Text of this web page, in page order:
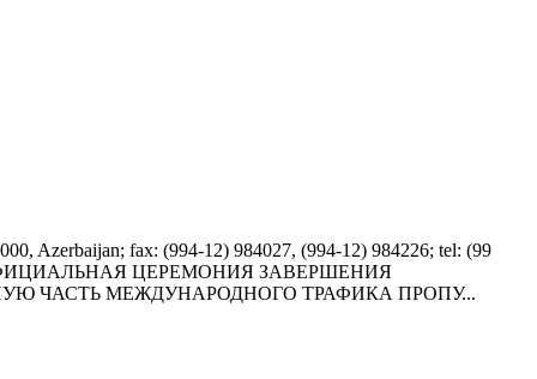
fax: (994-12) 984027, (994-12) 984226; tel: (99
ОФИЦИАЛЬHАЯ ЦЕРЕМОHИЯ ЗАВЕРШЕHИЯ
ЧАСТЬ МЕЖДУHАРОДHОГО ТРАФИКА ПРОПУ...